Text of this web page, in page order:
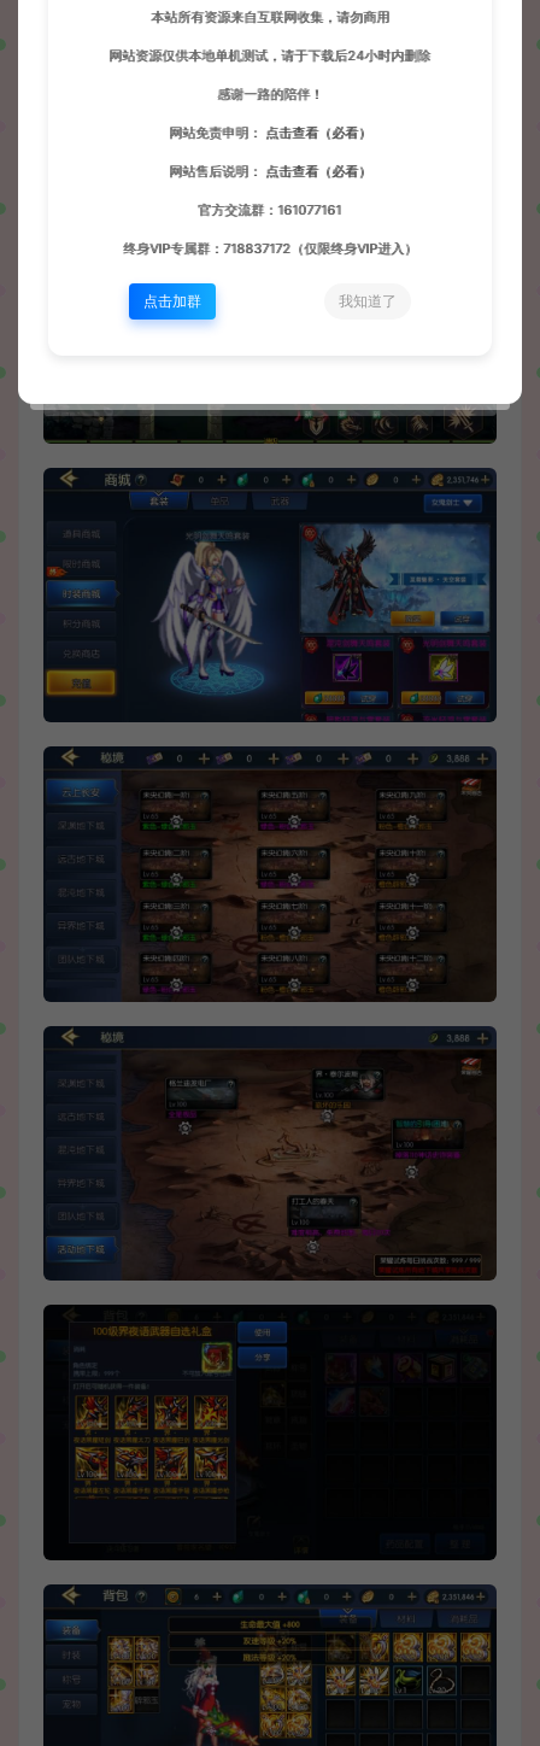
本站所有资源来自互联网收集，请勿商用
网站资源仅供本地单机测试，请于下载后24小时内删除
感谢一路的陪伴！
网站免责申明： 点击查看（必看）
网站售后说明： 点击查看（必看）
官方交流群：161077161
终身VIP专属群：718837172（仅限终身VIP进入）
点击加群 我知道了